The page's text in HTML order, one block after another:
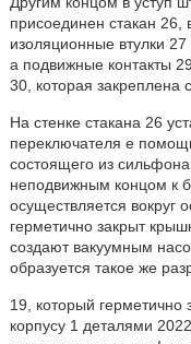
присоединен стакан 26,
изоляционные втулки
а подвижные контакты
30, которая
На стенке стакана 26
переключателя е
состоящего из
неподвижным концом к
осуществляется вокруг
герметично закрыт
создают вакуумным
образуется такое же
19, который герметично
корпусу 1 деталями